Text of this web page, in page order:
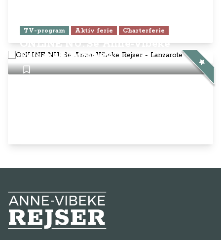
TV-program Aktiv ferie Charterferie
ONLINE NU: Se Anne-Vibeke
Rejser - Lanzarote
Anne-Vibeke Rejser